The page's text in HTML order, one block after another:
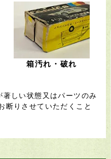
箱汚れ・破れ
しい状態又はパーツのみ
断りさせていただくこと